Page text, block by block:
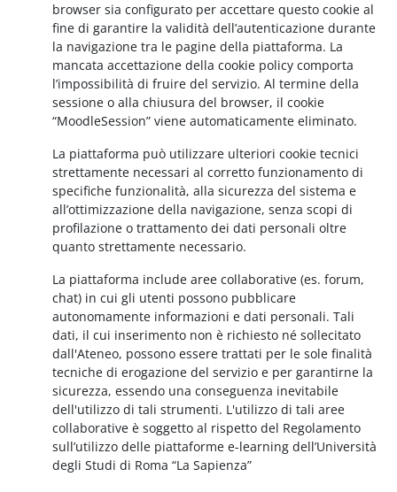
browser sia configurato per accettare questo cookie al
fine di garantire la validità dell’autenticazione durante
la navigazione tra le pagine della piattaforma. La
mancata accettazione della cookie policy comporta
l’impossibilità di fruire del servizio. Al termine della
sessione o alla chiusura del browser, il cookie
“MoodleSession” viene automaticamente eliminato.
La piattaforma può utilizzare ulteriori cookie tecnici
strettamente necessari al corretto funzionamento di
specifiche funzionalità, alla sicurezza del sistema e
all’ottimizzazione della navigazione, senza scopi di
profilazione o trattamento dei dati personali oltre
quanto strettamente necessario.
La piattaforma include aree collaborative (es. forum,
chat) in cui gli utenti possono pubblicare
autonomamente informazioni e dati personali. Tali
dati, il cui inserimento non è richiesto né sollecitato
dall'Ateneo, possono essere trattati per le sole finalità
tecniche di erogazione del servizio e per garantirne la
sicurezza, essendo una conseguenza inevitabile
dell'utilizzo di tali strumenti. L'utilizzo di tali aree
collaborative è soggetto al rispetto del Regolamento
sull’utilizzo delle piattaforme e-learning dell’Università
degli Studi di Roma “La Sapienza”